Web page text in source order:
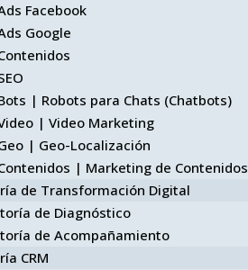
Facebook
Google
| Robots para Chats (Chatbots)
| Video Marketing
| Geo-Localización
| Marketing de Contenidos
de Transformación Digital
de Diagnóstico
de Acompañamiento
CRM